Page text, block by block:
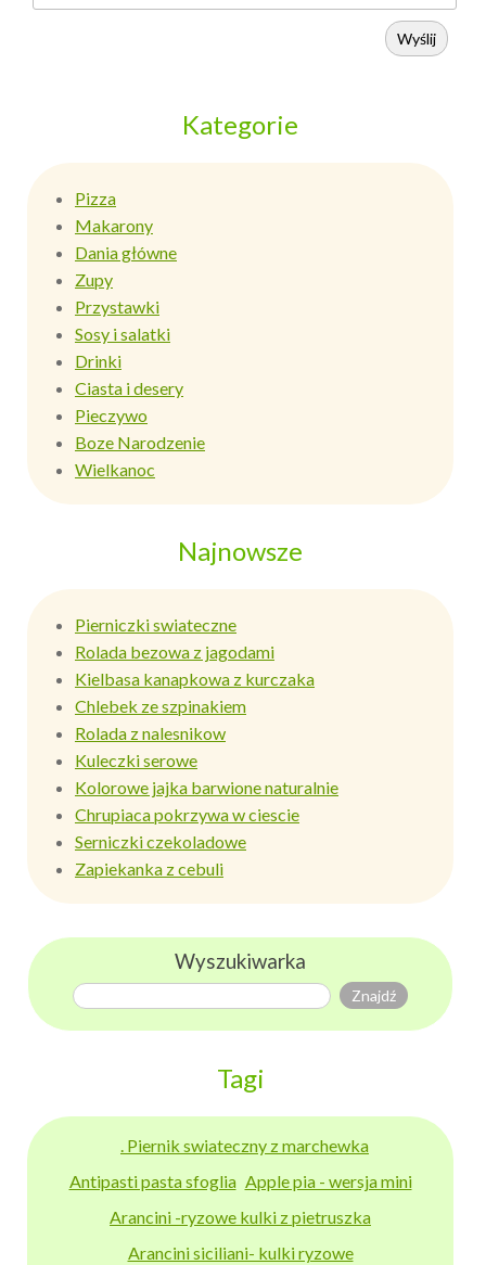
Wyślij
Kategorie
Pizza
Makarony
Dania główne
Zupy
Przystawki
Sosy i salatki
Drinki
Ciasta i desery
Pieczywo
Boze Narodzenie
Wielkanoc
Najnowsze
Pierniczki swiateczne
Rolada bezowa z jagodami
Kielbasa kanapkowa z kurczaka
Chlebek ze szpinakiem
Rolada z nalesnikow
Kuleczki serowe
Kolorowe jajka barwione naturalnie
Chrupiaca pokrzywa w ciescie
Serniczki czekoladowe
Zapiekanka z cebuli
Wyszukiwarka
Tagi
. Piernik swiateczny z marchewka
Antipasti pasta sfoglia Apple pia - wersja mini
Arancini -ryzowe kulki z pietruszka
Arancini siciliani- kulki ryzowe